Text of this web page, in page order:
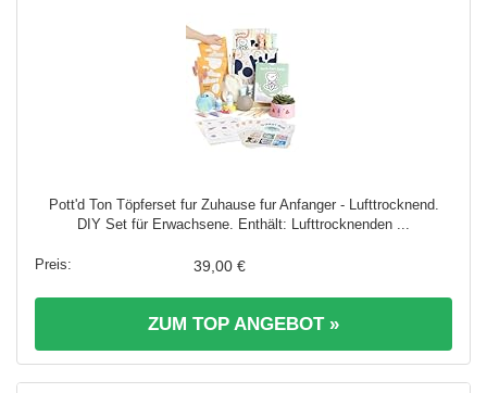
Pott'd Ton Töpferset fur Zuhause fur Anfanger - Lufttrocknend.
DIY Set für Erwachsene. Enthält: Lufttrocknenden ...
39,00 €
ZUM TOP ANGEBOT »